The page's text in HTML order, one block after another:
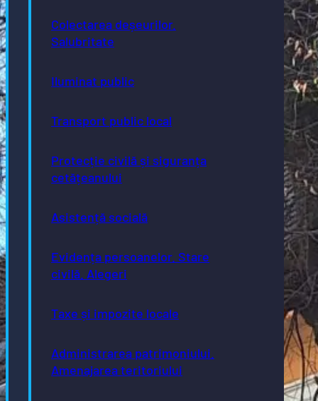
Colectarea deșeurilor.
Salubritate
Iluminat public
Transport public local
Protecție civilă și siguranța
cetățeanului
Asistență socială
Evidența persoanelor. Stare
civilă. Alegeri
Taxe și impozite locale
Administrarea patrimoniului.
Amenajarea teritoriului